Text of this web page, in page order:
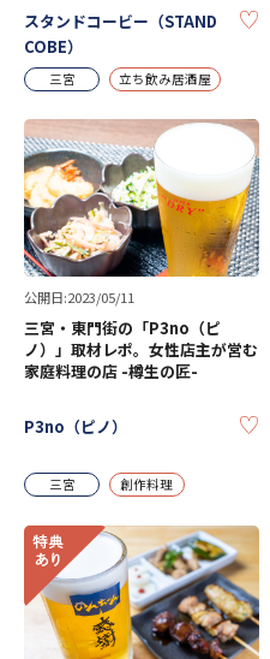
スタンドコービー（STAND
COBE）
三宮 立ち飲み居酒屋
公開日:2023/05/11
三宮・東門街の「P3no（ピ
ノ）」取材レポ。女性店主が営む
家庭料理の店 -樽生の匠-
P3no（ピノ）
三宮 創作料理